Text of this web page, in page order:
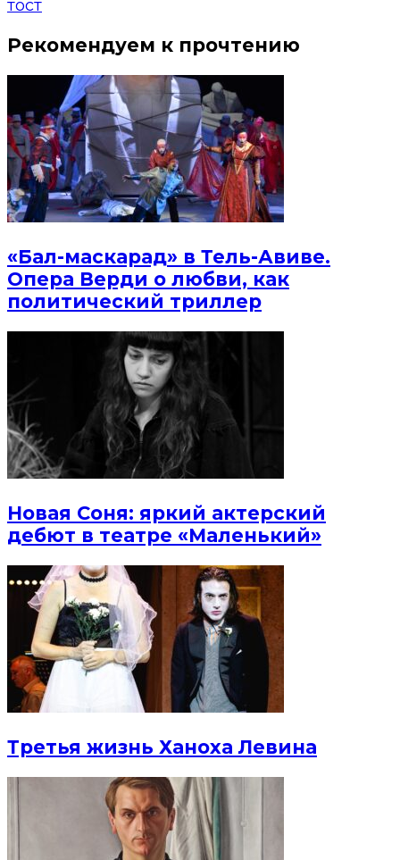
тост
Рекомендуем к прочтению
«Бал-маскарад» в Тель-Авиве.
Опера Верди о любви, как
политический триллер
Новая Соня: яркий актерский
дебют в театре «Маленький»
Третья жизнь Ханоха Левина